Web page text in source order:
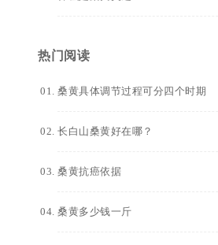
热门阅读
桑黄具体调节过程可分四个时期
长白山桑黄好在哪？
桑黄抗癌依据
桑黄多少钱一斤